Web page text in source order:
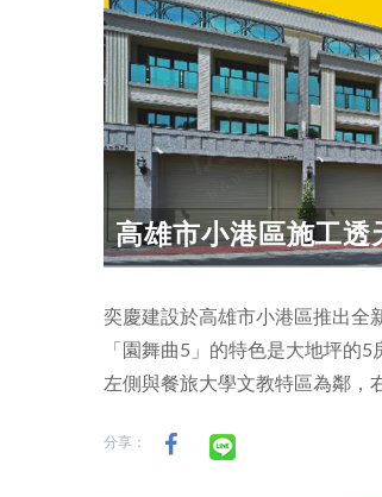
高雄市小港區施工
奕慶建設於高雄市小港區推出全
「園舞曲5」的特色是大地坪的
左側與餐旅大學文教特區為鄰，
分享：